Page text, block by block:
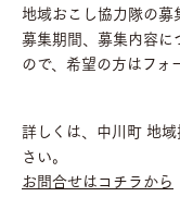
地域おこし協力隊の募
募集期間、募集内容
ので、希望の方はフォ
詳しくは、中川町 地
さい。
お問合せはコチラから